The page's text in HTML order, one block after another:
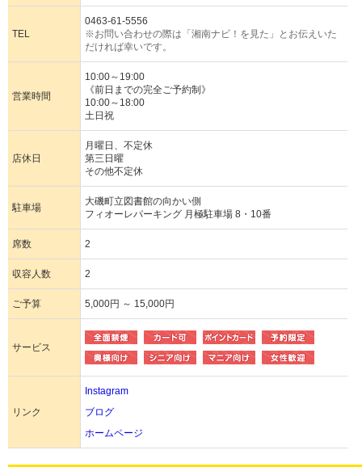
TEL
0463-61-5556
※お問い合わせの際は「湘南ナビ！を見た」とお伝えいた
だければ幸いです。
営業時間
10:00～19:00
《前日までの完全ご予約制》
10:00～18:00
土日祝
店休日
月曜日、不定休
第三日曜
その他不定休
駐車場
大磯町立図書館の向かい側
フィオーレパーキング 月極駐車場 8・10番
席数 2
収容人数 2
ご予算 5,000円 ～ 15,000円
サービス
リンク
Instagram
ブログ
ホームページ